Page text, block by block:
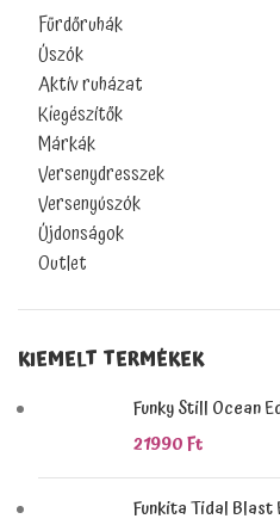
Fürdőruhák
Úszók
Aktív ruházat
Kiegészítők
Márkák
Versenydresszek
Versenyúszók
Újdonságok
Outlet
KIEMELT TERMÉKEK
Funky Still Ocean
21990Ft
Funkita Tidal Blast